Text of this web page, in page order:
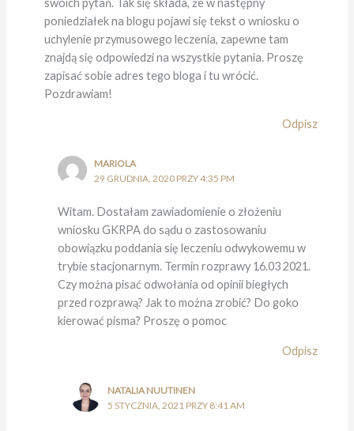
swoich pytań. Tak się składa, że w następny
poniedziałek na blogu pojawi się tekst o wniosku o
uchylenie przymusowego leczenia, zapewne tam
znajdą się odpowiedzi na wszystkie pytania. Proszę
zapisać sobie adres tego bloga i tu wrócić.
Pozdrawiam!
Odpisz
MARIOLA
29 GRUDNIA, 2020 PRZY 4:35 PM
Witam. Dostałam zawiadomienie o złożeniu
wniosku GKRPA do sądu o zastosowaniu
obowiązku poddania się leczeniu odwykowemu w
trybie stacjonarnym. Termin rozprawy 16.03 2021.
Czy można pisać odwołania od opinii biegłych
przed rozprawą? Jak to można zrobić? Do goko
kierować pisma? Proszę o pomoc
Odpisz
NATALIA NUUTINEN
5 STYCZNIA, 2021 PRZY 8:41 AM